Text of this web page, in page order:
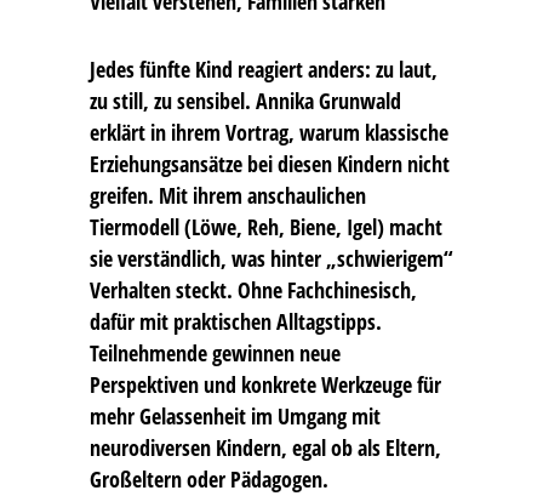
Jedes fünfte Kind reagiert anders: zu laut,
zu still, zu sensibel. Annika Grunwald
erklärt in ihrem Vortrag, warum klassische
Erziehungsansätze bei diesen Kindern nicht
greifen. Mit ihrem anschaulichen
Tiermodell (Löwe, Reh, Biene, Igel) macht
sie verständlich, was hinter „schwierigem“
Verhalten steckt. Ohne Fachchinesisch,
dafür mit praktischen Alltagstipps.
Teilnehmende gewinnen neue
Perspektiven und konkrete Werkzeuge für
mehr Gelassenheit im Umgang mit
neurodiversen Kindern, egal ob als Eltern,
Großeltern oder Pädagogen.